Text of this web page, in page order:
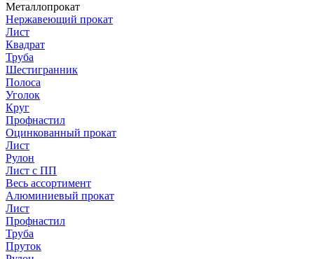
Металлопрокат
Нержавеющий прокат
Лист
Квадрат
Труба
Шестигранник
Полоса
Уголок
Круг
Профнастил
Оцинкованный прокат
Лист
Рулон
Лист с ПП
Весь ассортимент
Алюминиевый прокат
Лист
Профнастил
Труба
Пруток